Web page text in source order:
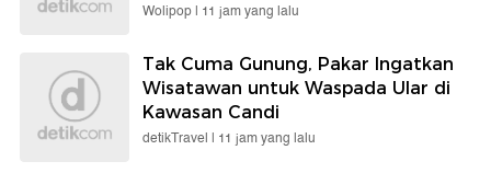
Wolipop | 11 jam yang lalu
Tak Cuma Gunung, Pakar Ingatkan
Wisatawan untuk Waspada Ular di
Kawasan Candi
detikTravel | 11 jam yang lalu